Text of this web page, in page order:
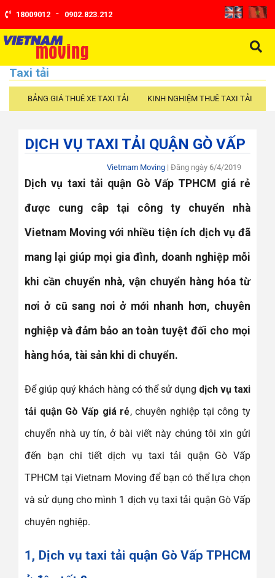
18009012 - 0902.823.212
Taxi tải
BẢNG GIÁ THUÊ XE TAXI TẢI KINH NGHIỆM THUÊ TAXI TẢI
DỊCH VỤ TAXI TẢI QUẬN GÒ VẤP
Vietmam Moving| Đăng ngày 6/4/2019
Dịch vụ taxi tải quận Gò Vấp TPHCM giá rẻ
được cung câp tại công ty chuyển nhà
Vietnam Moving với nhiều tiện ích dịch vụ đã
mang lại giúp mọi gia đình, doanh nghiệp mỗi
khi cần chuyển nhà, vận chuyển hàng hóa từ
nơi ở cũ sang nơi ở mới nhanh hơn, chuyên
nghiệp và đảm bảo an toàn tuyệt đối cho mọi
hàng hóa, tài sản khi di chuyển.
Để giúp quý khách hàng có thể sử dụng dịch vụ taxi
tải quận Gò Vấp giá rẻ, chuyên nghiệp tại công ty
chuyển nhà uy tín, ở bài viết này chúng tôi xin gửi
đến bạn chi tiết dịch vụ taxi tải quận Gò Vấp
TPHCM tại Vietnam Moving để bạn có thể lựa chọn
và sử dụng cho mình 1 dịch vụ taxi tải quận Gò Vấp
chuyên nghiệp.
1, Dịch vụ taxi tải quận Gò Vấp TPHCM